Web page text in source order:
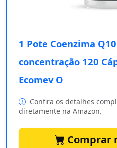
1 Pote Coenzima
concentração 120
Ecomev O
Confira os detalhes
diretamente na Amazon.
Comprar